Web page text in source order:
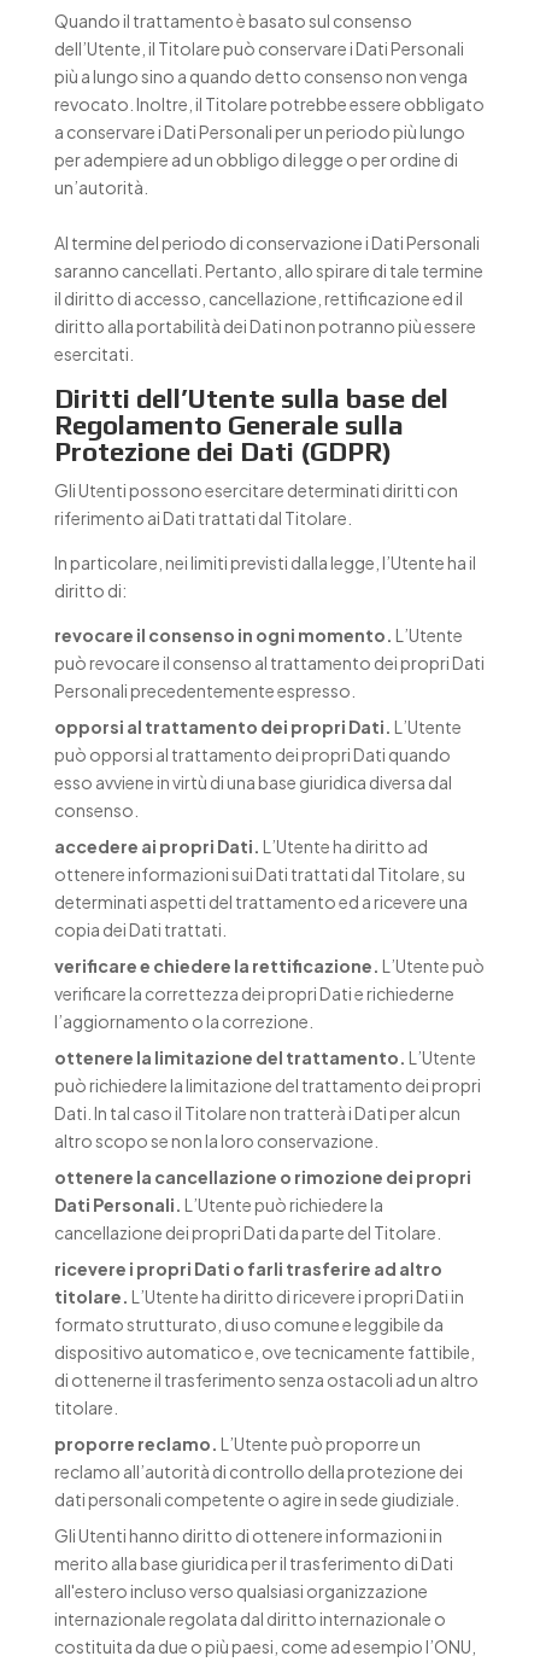
Quando il trattamento è basato sul consenso
dell’Utente, il Titolare può conservare i Dati Personali
più a lungo sino a quando detto consenso non venga
revocato. Inoltre, il Titolare potrebbe essere obbligato
a conservare i Dati Personali per un periodo più lungo
per adempiere ad un obbligo di legge o per ordine di
un’autorità.
Al termine del periodo di conservazione i Dati Personali
saranno cancellati. Pertanto, allo spirare di tale termine
il diritto di accesso, cancellazione, rettificazione ed il
diritto alla portabilità dei Dati non potranno più essere
esercitati.
Diritti dell’Utente sulla base del
Regolamento Generale sulla
Protezione dei Dati (GDPR)
Gli Utenti possono esercitare determinati diritti con
riferimento ai Dati trattati dal Titolare.
In particolare, nei limiti previsti dalla legge, l’Utente ha il
diritto di:
revocare il consenso in ogni momento. L’Utente
può revocare il consenso al trattamento dei propri Dati
Personali precedentemente espresso.
opporsi al trattamento dei propri Dati. L’Utente
può opporsi al trattamento dei propri Dati quando
esso avviene in virtù di una base giuridica diversa dal
consenso.
accedere ai propri Dati. L’Utente ha diritto ad
ottenere informazioni sui Dati trattati dal Titolare, su
determinati aspetti del trattamento ed a ricevere una
copia dei Dati trattati.
verificare e chiedere la rettificazione. L’Utente può
verificare la correttezza dei propri Dati e richiederne
l’aggiornamento o la correzione.
ottenere la limitazione del trattamento. L’Utente
può richiedere la limitazione del trattamento dei propri
Dati. In tal caso il Titolare non tratterà i Dati per alcun
altro scopo se non la loro conservazione.
ottenere la cancellazione o rimozione dei propri
Dati Personali. L’Utente può richiedere la
cancellazione dei propri Dati da parte del Titolare.
ricevere i propri Dati o farli trasferire ad altro
titolare. L’Utente ha diritto di ricevere i propri Dati in
formato strutturato, di uso comune e leggibile da
dispositivo automatico e, ove tecnicamente fattibile,
di ottenerne il trasferimento senza ostacoli ad un altro
titolare.
proporre reclamo. L’Utente può proporre un
reclamo all’autorità di controllo della protezione dei
dati personali competente o agire in sede giudiziale.
Gli Utenti hanno diritto di ottenere informazioni in
merito alla base giuridica per il trasferimento di Dati
all'estero incluso verso qualsiasi organizzazione
internazionale regolata dal diritto internazionale o
costituita da due o più paesi, come ad esempio l’ONU,